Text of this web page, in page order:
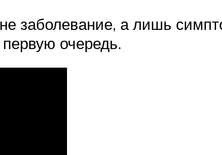
заболевание, а лишь
очередь.